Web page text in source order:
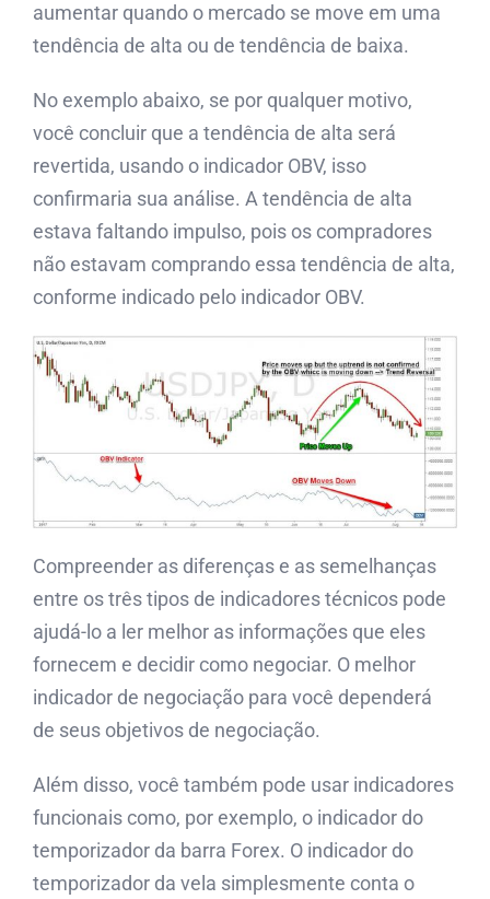
aumentar quando o mercado se move em uma
tendência de alta ou de tendência de baixa.
No exemplo abaixo, se por qualquer motivo,
você concluir que a tendência de alta será
revertida, usando o indicador OBV, isso
confirmaria sua análise. A tendência de alta
estava faltando impulso, pois os compradores
não estavam comprando essa tendência de alta,
conforme indicado pelo indicador OBV.
Compreender as diferenças e as semelhanças
entre os três tipos de indicadores técnicos pode
ajudá-lo a ler melhor as informações que eles
fornecem e decidir como negociar. O melhor
indicador de negociação para você dependerá
de seus objetivos de negociação.
Além disso, você também pode usar indicadores
funcionais como, por exemplo, o indicador do
temporizador da barra Forex. O indicador do
temporizador da vela simplesmente conta o